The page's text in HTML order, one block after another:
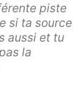
piste
si ta source
aussi et tu
la